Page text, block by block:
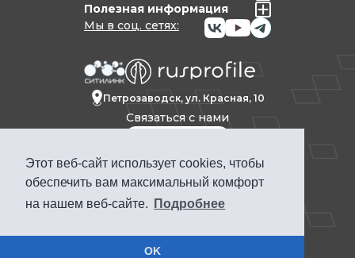
Этот веб-сайт использует cookies, чтобы
обеспечить вам максимальный комфорт
на нашем веб-сайте.
Подробнее
OK
Петрозаводск, ул. Красная, 10
Связаться с нами
Мы в соц. сетях:
Политика конфиденциальности
Полезная информация
ПРОФКЕЙС © 1992-2025. Материалы сайта
характер и не являются публичной
офертой